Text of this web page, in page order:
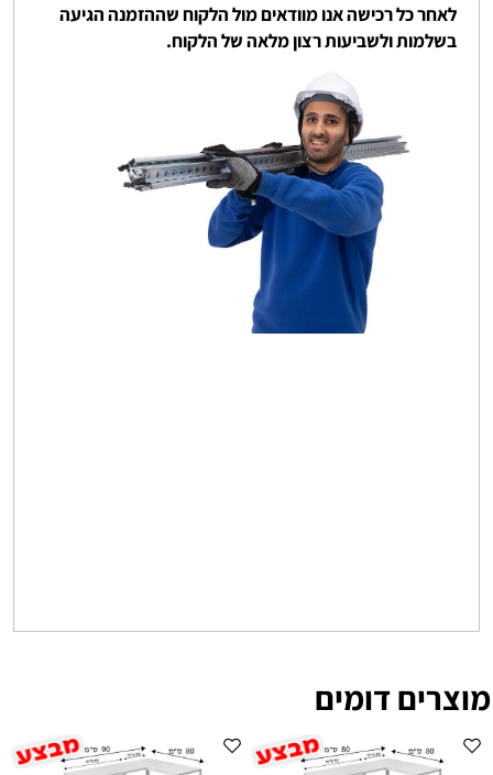
לאחר כל רכישה אנו מוודאים מול הלקוח שההזמנה הגיעה
בשלמות ולשביעות רצון מלאה של הלקוח.
מוצרים דומים